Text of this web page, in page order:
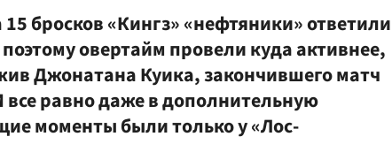
бросков «Кингз» «нефтяники» ответили
овертайм провели куда активнее,
Джонатана Куика, закончившего матч
все равно даже в дополнительную
моменты были только у «Лос-